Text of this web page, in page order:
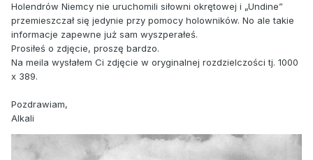
Holendrów Niemcy nie uruchomili siłowni okrętowej i „Undine”
przemieszczał się jedynie przy pomocy holowników. No ale takie
informacje zapewne już sam wyszperałeś.
Prosiłeś o zdjęcie, proszę bardzo.
Na meila wysłałem Ci zdjęcie w oryginalnej rozdzielczości tj. 1000
x 389.
Pozdrawiam,
Alkali